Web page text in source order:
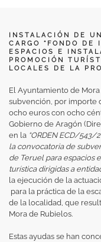
INSTALACIÓN DE
CARGO “FONDO DE
ESPACIOS E
PROMOCIÓN
LOCALES DE LA
El Ayuntamiento de
subvención, por importe
ocho euros con ocho
Gobierno de Aragón
en la “ORDEN ECD/543/
la convocatoria de
de Teruel para espacios
turística dirigidas a
la ejecución de la
para la práctica de la
de la localidad, que
Mora de Rubielos.
Estas ayudas se han